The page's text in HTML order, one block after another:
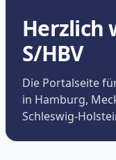
Herzlich
S/HBV
Die Portalseite
in Hamburg,
Schleswig-